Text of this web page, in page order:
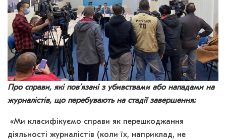
Про справи, які пов’язані з убивствами або нападами на
журналістів, що перебувають на стадії завершення:
«Ми класифікуємо справи як перешкоджання
діяльності журналістів (коли їх, наприклад, не